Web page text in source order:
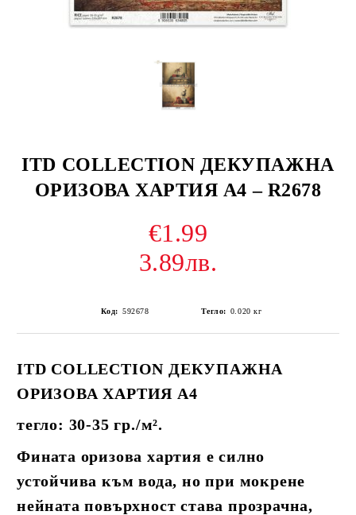
ITD COLLECTION ДЕКУПАЖНА
ОРИЗОВА ХАРТИЯ А4 – R2678
€1.99
3.89лв.
Код: 592678 Тегло: 0.020 кг
ITD COLLECTION ДЕКУПАЖНА
ОРИЗОВА ХАРТИЯ А4
тегло: 30-35 гр./м².
Фината оризова хартия е силно
устойчива към вода, но при мокрене
нейната повърхност става прозрачна,